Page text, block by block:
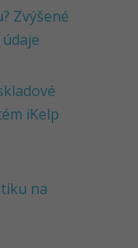
Zvýšené
iKelp
na